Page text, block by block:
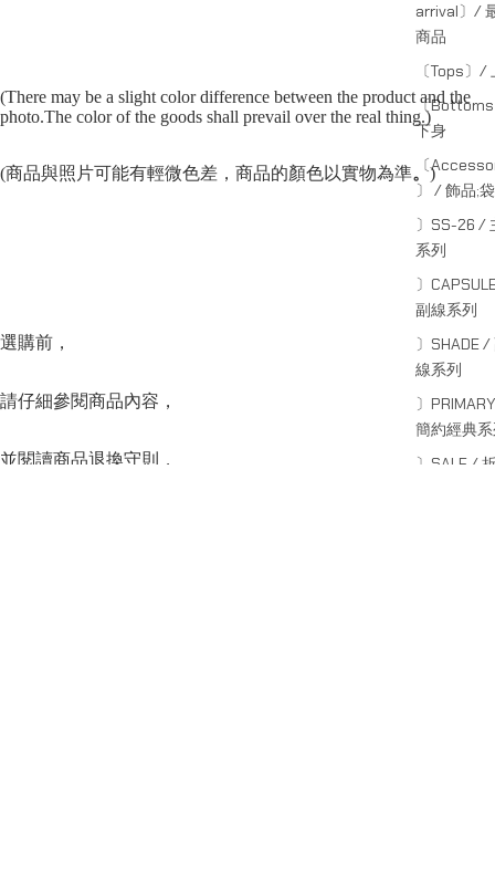
arrival〕/
商品
〔Tops〕/
〔
下身
〔
〕 / 飾品;袋
〕SS-26 /
系列
〕
副線系列
〕SHADE /
線系列
〕
簡約經典
〕SALE /
(There may be a slight color difference between the product and the
photo.The color of the goods shall prevail over the real thing.)
(商品與照片可能有輕微色差，商品的顏色以實物為準。)
選購前，
請仔細參閱商品內容，
並閱讀商品退換守則，